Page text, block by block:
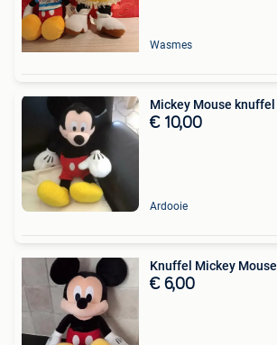
Wasmes
Mickey Mouse knuffel
€ 10,00
Ardooie
Knuffel Mickey Mouse
€ 6,00